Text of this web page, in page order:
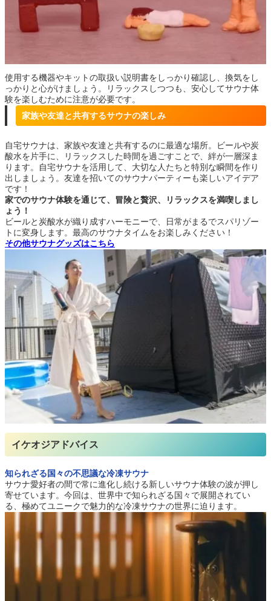
使用する機器やキットの取扱い説明書をしっかり確認し、換気をし
っかりと心がけましょう。リラックスしつつも、安心してサウナ体
験を楽しむために注意が必要です。
家族や友達と共有するサウナの楽しみ
自宅サウナは、家族や友達と共有するのに最適な場所。ビールや炭
酸水を片手に、リラックスした時間を過ごすことで、絆が一層深ま
ります。自宅サウナを活用して、大切な人たちと特別な瞬間を作り
出しましょう。友達を招いてのサウナパーティーも楽しいアイデア
です！
家でのサウナ体験を通じて、冒険と贅沢、リラックスを満喫しまし
ょう！
ビールと炭酸水が織り成すハーモニーで、日常がまるでスパリゾー
トに変身します。最高のサウナタイムをお楽しみください！
その他サウナグッズはこちら
イケオジアドバイス
知られざる国々の不思議な冷凍サウナ
サウナ愛好者の間で常に進化し続ける新しいサウナ体験の波が押し
寄せています。今回は、世界中で知られざる国々で展開されてい
る、極めてユニークで魅力的な冷凍サウナの世界に迫ります。